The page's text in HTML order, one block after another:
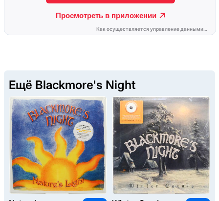
Ещё Blackmore's Night